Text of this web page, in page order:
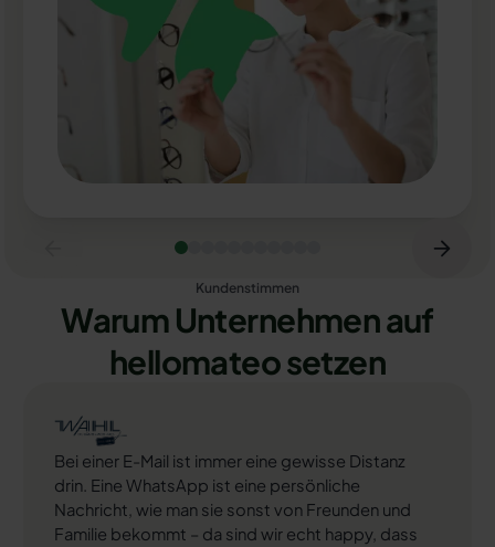
Kundenstimmen
Warum Unternehmen auf
hellomateo setzen
Bei einer E-Mail ist immer eine gewisse Distanz
drin. Eine WhatsApp ist eine persönliche
Nachricht, wie man sie sonst von Freunden und
Familie bekommt – da sind wir echt happy, dass